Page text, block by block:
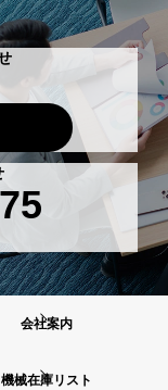
会社案内
機械在庫リスト